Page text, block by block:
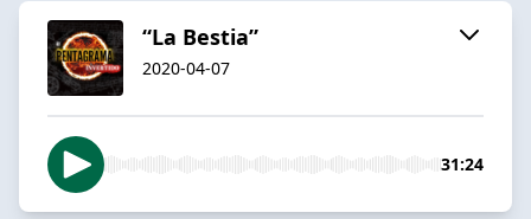
“La Bestia”
2020-04-07
31:24